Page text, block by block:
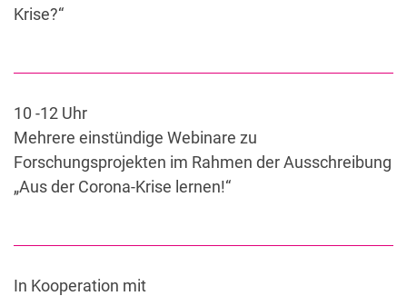
Krise?“
10 -12 Uhr
Mehrere einstündige Webinare zu
Forschungsprojekten im Rahmen der Ausschreibung
„Aus der Corona-Krise lernen!“
In Kooperation mit